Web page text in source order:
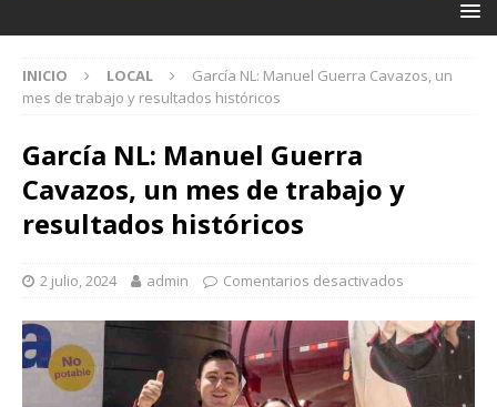
INICIO LOCAL
García NL: Manuel Guerra Cavazos, un
mes de trabajo y resultados históricos
García NL: Manuel Guerra
Cavazos, un mes de trabajo y
resultados históricos
2 julio, 2024 admin Comentarios desactivados